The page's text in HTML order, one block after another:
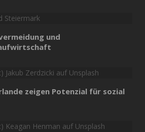
Steiermark
und
Jakub Zerdzicki auf Unsplash
zeigen Potenzial für sozial
Keagan Henman auf Unsplash